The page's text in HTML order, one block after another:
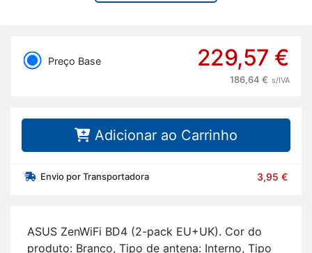
Preço Base 229,57 €
186,64 € s/IVA
Adicionar ao Carrinho
Envio por Transportadora 3,95 €
ASUS ZenWiFi BD4 (2-pack EU+UK). Cor do
pro­duto: Branco, Tipo de an­tena: In­terno, Tipo